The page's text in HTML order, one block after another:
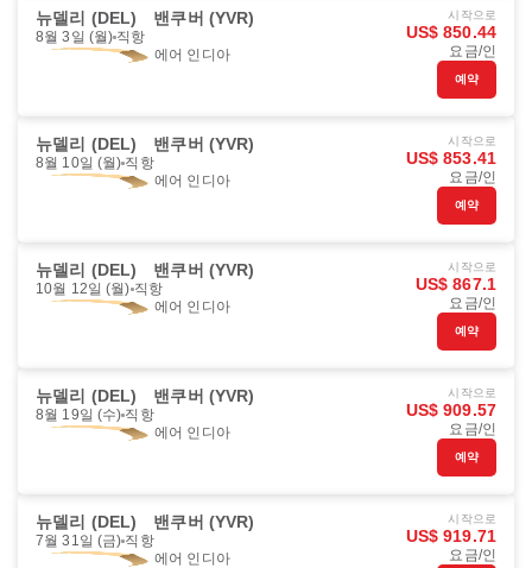
뉴델리 (DEL) 밴쿠버 (YVR)
8월 3일 (월) 직항
에어 인디아
시작으로
US$ 850.44
요금/인
예약
뉴델리 (DEL) 밴쿠버 (YVR)
8월 10일 (월) 직항
에어 인디아
시작으로
US$ 853.41
요금/인
예약
뉴델리 (DEL) 밴쿠버 (YVR)
10월 12일 (월) 직항
에어 인디아
시작으로
US$ 867.1
요금/인
예약
뉴델리 (DEL) 밴쿠버 (YVR)
8월 19일 (수) 직항
에어 인디아
시작으로
US$ 909.57
요금/인
예약
뉴델리 (DEL) 밴쿠버 (YVR)
7월 31일 (금) 직항
에어 인디아
시작으로
US$ 919.71
요금/인